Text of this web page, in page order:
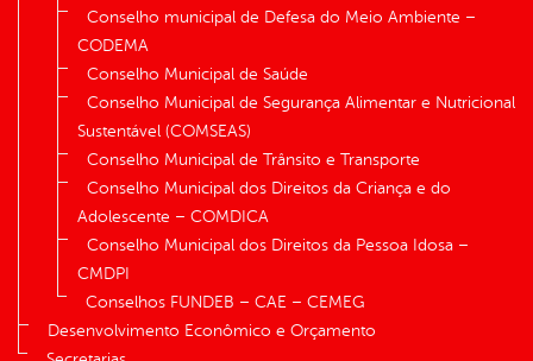
Conselho municipal de Defesa do Meio Ambiente –
CODEMA
Conselho Municipal de Saúde
Conselho Municipal de Segurança Alimentar e Nutricional
Sustentável (COMSEAS)
Conselho Municipal de Trânsito e Transporte
Conselho Municipal dos Direitos da Criança e do
Adolescente – COMDICA
Conselho Municipal dos Direitos da Pessoa Idosa –
CMDPI
Conselhos FUNDEB – CAE – CEMEG
Desenvolvimento Econômico e Orçamento